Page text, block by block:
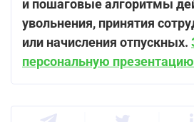
и пошаговые алгоритмы
увольнения, принятия
или начисления отпускных.
персональную